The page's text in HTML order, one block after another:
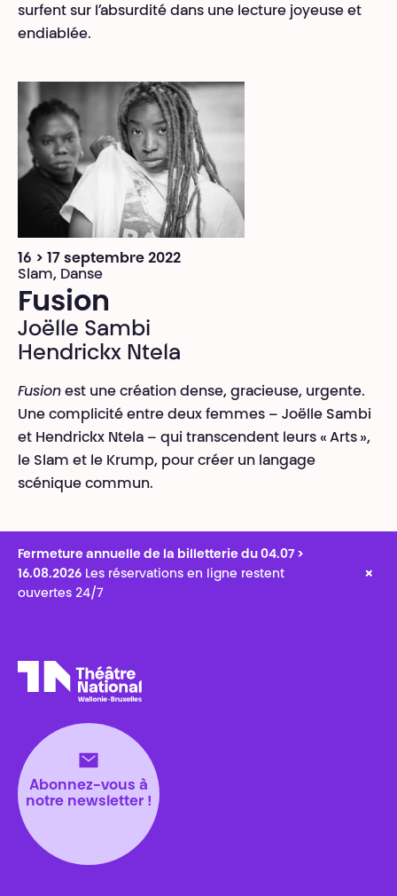
surfent sur l’absurdité dans une lecture joyeuse et
endiablée.
16 > 17 septembre 2022
Slam, Danse
Fusion
Joëlle Sambi
Hendrickx Ntela
Fusion est une création dense, gracieuse, urgente.
Une complicité entre deux femmes – Joëlle Sambi
et Hendrickx Ntela – qui transcendent leurs « Arts »,
le Slam et le Krump, pour créer un langage
scénique commun.
Fermeture annuelle de la billetterie du 04.07 >
16.08.2026 Les réservations en ligne restent
ouvertes 24/7
×
Abonnez-vous à
notre newsletter !